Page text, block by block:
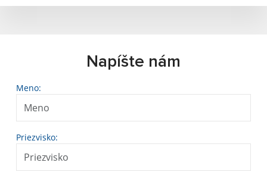
Napíšte nám
Meno:
Priezvisko: